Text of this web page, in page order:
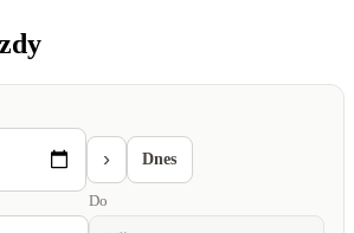
› Dnes
Do